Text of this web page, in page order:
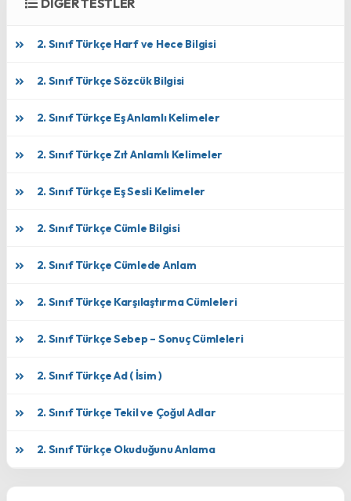
2. Sınıf Türkçe Harf ve Hece Bilgisi
2. Sınıf Türkçe Sözcük Bilgisi
2. Sınıf Türkçe Eş Anlamlı Kelimeler
2. Sınıf Türkçe Zıt Anlamlı Kelimeler
2. Sınıf Türkçe Eş Sesli Kelimeler
2. Sınıf Türkçe Cümle Bilgisi
2. Sınıf Türkçe Cümlede Anlam
2. Sınıf Türkçe Karşılaştırma Cümleleri
2. Sınıf Türkçe Sebep – Sonuç Cümleleri
2. Sınıf Türkçe Ad ( İsim )
2. Sınıf Türkçe Tekil ve Çoğul Adlar
2. Sınıf Türkçe Okuduğunu Anlama